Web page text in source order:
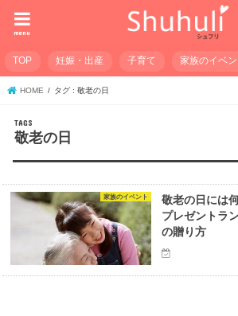
menu
TOP 妊娠・出産 子育て 家族のイベン
HOME タグ : 敬老の日
敬老の日
家族のイベント
敬老の日には
プレゼントラ
の贈り方